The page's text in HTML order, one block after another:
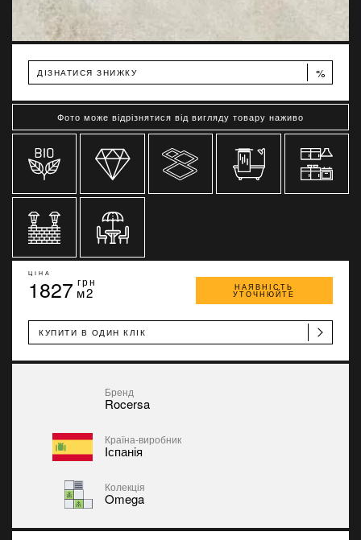
ДІЗНАТИСЯ ЗНИЖКУ %
Фото може відрізнятися від вигляду товару наживо
ЦІНА
1827 грн
м2 НАЯВНІСТЬ
УТОЧНЮЙТЕ
КУПИТИ В ОДИН КЛІК
Бренд
Rocersa
Країна-виробник
Іспанія
Колекція
Omega